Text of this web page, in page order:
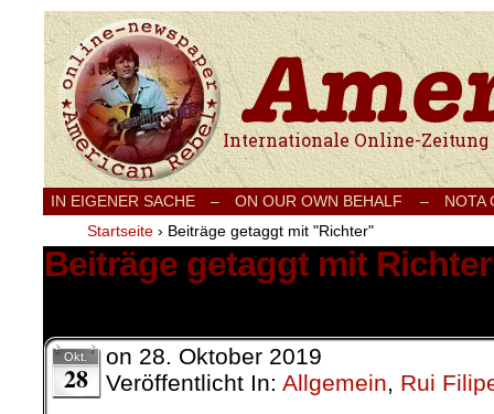
Internationale Onlinezeitung für Frieden,
IN EIGENER SACHE – ON OUR OWN BEHALF –
NOTA
Startseite › Beiträge getaggt mit "Richter"
Beiträge getaggt mit Richter
Okt.
28
on 28. Oktober 2019
Veröffentlicht In: Allgemein, Rui